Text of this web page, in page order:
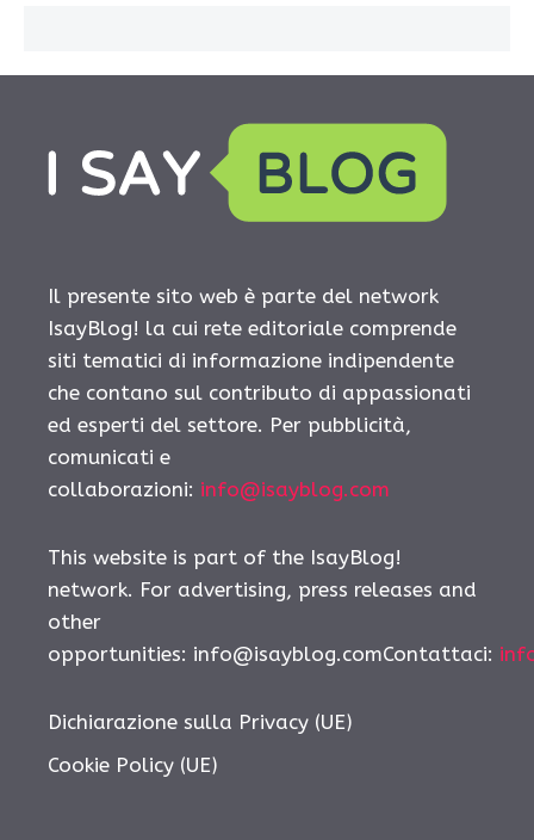
Il presente sito web è parte del network
IsayBlog! la cui rete editoriale comprende
siti tematici di informazione indipendente
che contano sul contributo di appassionati
ed esperti del settore. Per pubblicità,
comunicati e
collaborazioni: info@isayblog.com
This website is part of the IsayBlog!
network. For advertising, press releases and
other
opportunities: info@isayblog.comContattaci:
Dichiarazione sulla Privacy (UE)
Cookie Policy (UE)